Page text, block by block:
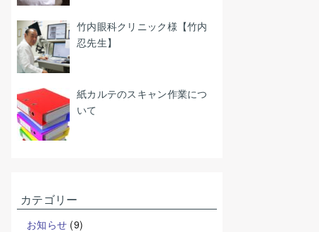
竹内眼科クリニック様【竹内
忍先生】
紙カルテのスキャン作業につ
いて
カテゴリー
お知らせ (9)